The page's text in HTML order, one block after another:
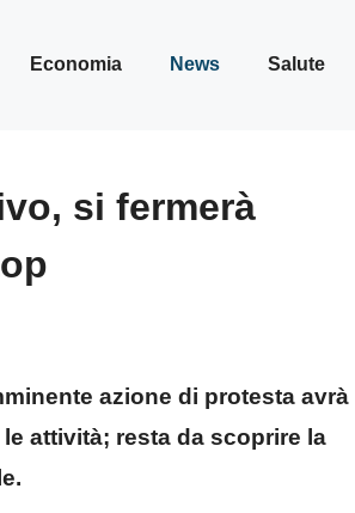
Economia News Salute
si fermerà
azione di protesta avrà
attività; resta da scoprire la